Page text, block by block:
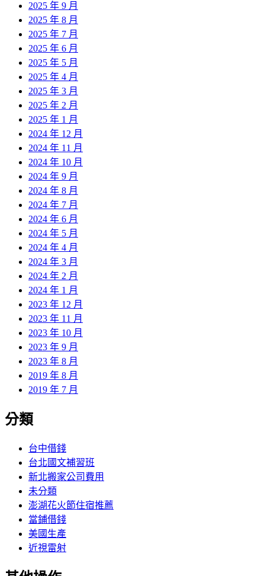
2025 年 9 月
2025 年 8 月
2025 年 7 月
2025 年 6 月
2025 年 5 月
2025 年 4 月
2025 年 3 月
2025 年 2 月
2025 年 1 月
2024 年 12 月
2024 年 11 月
2024 年 10 月
2024 年 9 月
2024 年 8 月
2024 年 7 月
2024 年 6 月
2024 年 5 月
2024 年 4 月
2024 年 3 月
2024 年 2 月
2024 年 1 月
2023 年 12 月
2023 年 11 月
2023 年 10 月
2023 年 9 月
2023 年 8 月
2019 年 8 月
2019 年 7 月
分類
台中借錢
台北國文補習班
新北搬家公司費用
未分類
澎湖花火節住宿推薦
當鋪借錢
美國生產
近視雷射